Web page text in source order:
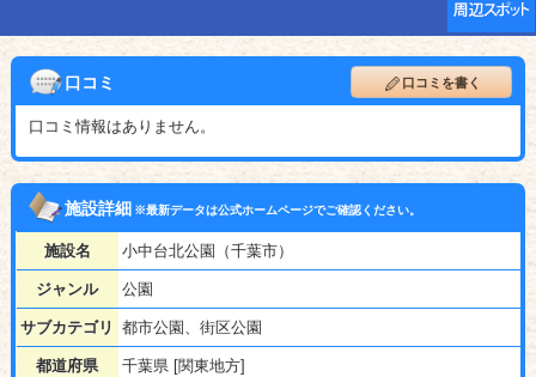
口コミ 口コミを書く
口コミ情報はありません。
施設詳細※最新データは公式ホームページでご確認ください。
施設名 小中台北公園（千葉市）
ジャンル 公園
サブカテゴリ 都市公園、街区公園
都道府県 千葉県 [関東地方]